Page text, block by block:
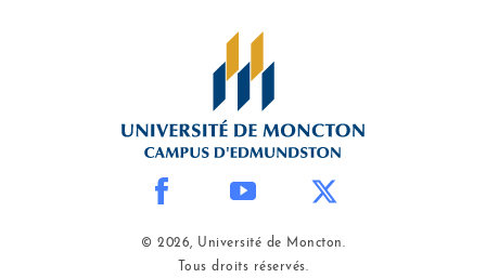
© 2026, Université de Moncton.
Tous droits réservés.